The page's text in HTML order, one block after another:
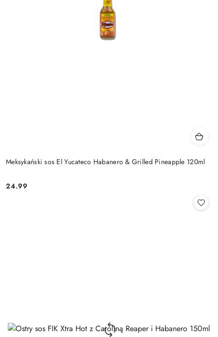
Meksykański sos El Yucateco Habanero & Grilled Pineapple 120ml
Cena:
24.99